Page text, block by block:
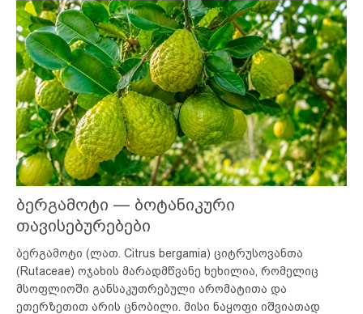
ბერგამოტი — ბოტანიკური
თავისებურებები
ბერგამოტი (ლათ. Citrus bergamia) ციტრუსოვანთა
(Rutaceae) ოჯახის მარადმწვანე ხეხილია, რომელიც
მსოფლიოში განსაკუთრებული არომატითა და
ეთერზეთით არის ცნობილი. მისი ნაყოფი იშვიათად